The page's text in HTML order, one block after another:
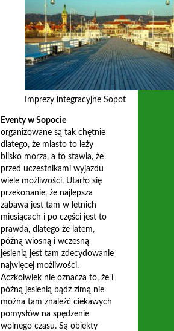
Imprezy integracyjne Sopot
Eventy w Sopocie
organizowane są tak chętnie
dlatego, że miasto to leży
blisko morza, a to stawia, że
przed uczestnikami wyjazdu
wiele możliwości. Utarło się
przekonanie, że najlepsza
zabawa jest tam w letnich
miesiącach i po części jest to
prawda, dlatego że latem,
późną wiosną i wczesną
jesienią jest tam zdecydowanie
najwięcej możliwości.
Aczkolwiek nie oznacza to, że i
późną jesienią bądź zimą nie
można tam znaleźć ciekawych
pomysłów na spędzenie
wolnego czasu. Są obiekty